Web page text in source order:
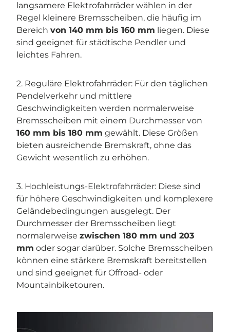
langsamere Elektrofahrräder wählen in der
Regel kleinere Bremsscheiben, die häufig im
Bereich von 140 mm bis 160 mm liegen. Diese
sind geeignet für städtische Pendler und
leichtes Fahren.
2. Reguläre Elektrofahrräder: Für den täglichen
Pendelverkehr und mittlere
Geschwindigkeiten werden normalerweise
Bremsscheiben mit einem Durchmesser von
160 mm bis 180 mm gewählt. Diese Größen
bieten ausreichende Bremskraft, ohne das
Gewicht wesentlich zu erhöhen.
3. Hochleistungs-Elektrofahrräder: Diese sind
für höhere Geschwindigkeiten und komplexere
Geländebedingungen ausgelegt. Der
Durchmesser der Bremsscheiben liegt
normalerweise zwischen 180 mm und 203
mm oder sogar darüber. Solche Bremsscheiben
können eine stärkere Bremskraft bereitstellen
und sind geeignet für Offroad- oder
Mountainbiketouren.